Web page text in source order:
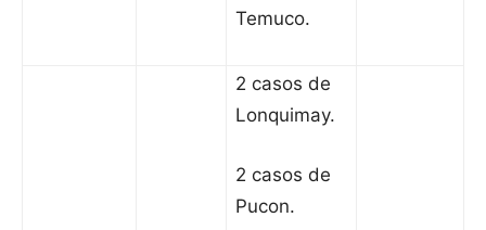
Temuco.
2 casos de
Lonquimay.
2 casos de
Pucon.